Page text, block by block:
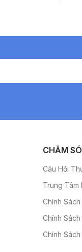
CHĂM
Câu Hỏi
Trung Tâm
Chính
Chính
Chính